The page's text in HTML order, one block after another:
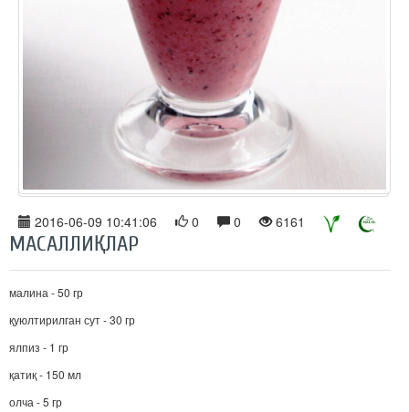
2016-06-09 10:41:06 0 0 6161
МАСАЛЛИҚЛАР
малина - 50 гр
қуюлтирилган сут - 30 гр
ялпиз - 1 гр
қатиқ - 150 мл
олча - 5 гр